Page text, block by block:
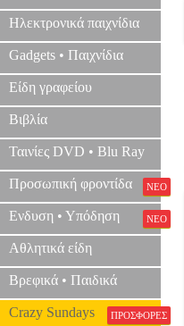
Ηλεκτρονικά παιχνίδια
Gadgets • Παιχνίδια
Είδη γραφείου
Βιβλία
Ταινίες DVD • Blu Ray
Προσωπική φροντίδα ΝΕΟ
Ενδυση • Υπόδηση ΝΕΟ
Αθλητικά είδη
Βρεφικά • Παιδικά
Crazy Sundays ΠΡΟΣΦΟΡΕΣ